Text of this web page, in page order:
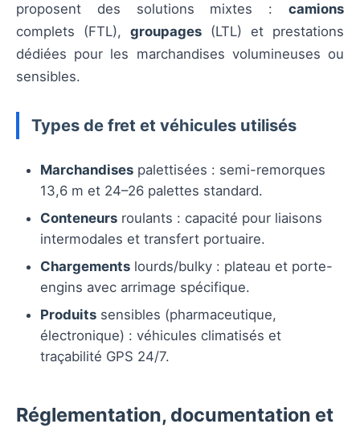
proposent des solutions mixtes : camions
complets (FTL), groupages (LTL) et prestations
dédiées pour les marchandises volumineuses ou
sensibles.
Types de fret et véhicules utilisés
Marchandises palettisées : semi-remorques
13,6 m et 24–26 palettes standard.
Conteneurs roulants : capacité pour liaisons
intermodales et transfert portuaire.
Chargements lourds/bulky : plateau et porte-
engins avec arrimage spécifique.
Produits sensibles (pharmaceutique,
électronique) : véhicules climatisés et
traçabilité GPS 24/7.
Réglementation, documentation et